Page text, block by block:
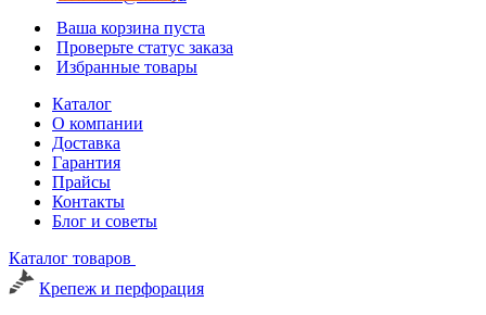
Ваша корзина пуста
Проверьте статус заказа
Избранные товары
Каталог
О компании
Доставка
Гарантия
Прайсы
Контакты
Блог и советы
Каталог товаров
Крепеж и перфорация